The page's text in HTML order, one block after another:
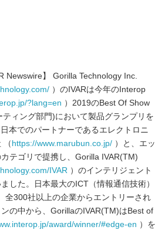
Newswire】 Gorilla Technology Inc.
）のIVARは今年のInterop
?lang=en ）2019のBest Of Show
ィング部門)において製品グランプリを
本でのパートナーであるエレクトロニ
（ https://www.marubun.co.jp/ ）と、エッ
テゴリで提携し、Gorilla IVAR(TM)
IVAR ）のインテリジェント
した。日本最大のICT（情報通信技術）
全300社以上の企業からエントリーされ
の中から、GorillaのIVAR(TM)はBest of
award/winner/#edge-en ）を